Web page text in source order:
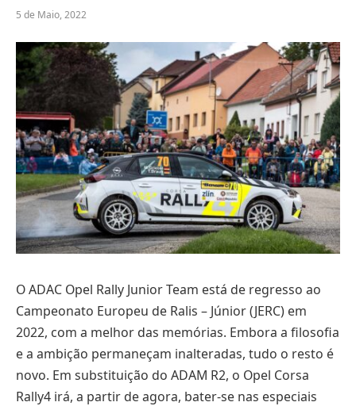
5 de Maio, 2022
O ADAC Opel Rally Junior Team está de regresso ao
Campeonato Europeu de Ralis – Júnior (JERC) em
2022, com a melhor das memórias. Embora a filosofia
e a ambição permaneçam inalteradas, tudo o resto é
novo. Em substituição do ADAM R2, o Opel Corsa
Rally4 irá, a partir de agora, bater-se nas especiais